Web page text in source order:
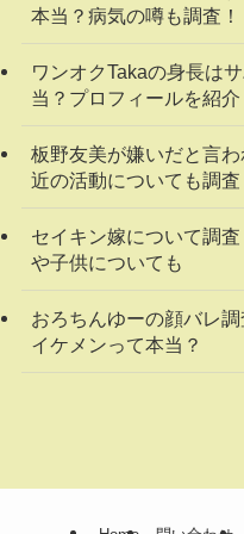
本当？病気の噂も調査！
ワンオクTakaの身長は
当？プロフィールを紹介
板野友美が嫌いだと言
近の活動についても調査
セイキン嫁について調
や子供についても
おろちんゆーの顔バレ
イケメンって本当？